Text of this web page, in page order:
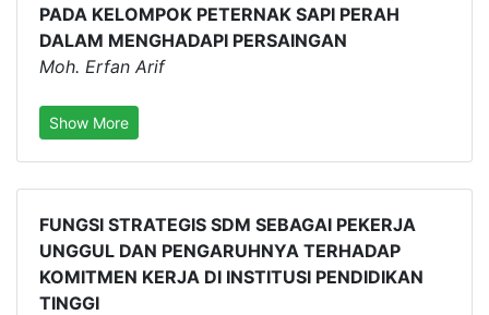
PADA KELOMPOK PETERNAK SAPI PERAH
DALAM MENGHADAPI PERSAINGAN
Moh. Erfan Arif
Show More
FUNGSI STRATEGIS SDM SEBAGAI PEKERJA
UNGGUL DAN PENGARUHNYA TERHADAP
KOMITMEN KERJA DI INSTITUSI PENDIDIKAN
TINGGI